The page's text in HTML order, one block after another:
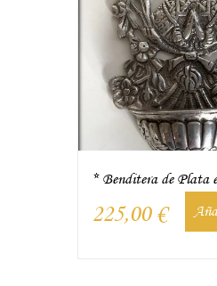
* Benditera de Plata
225,00 €